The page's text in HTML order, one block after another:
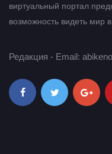
виртуальный портал
возможность видеть мир
Редакция - Email: